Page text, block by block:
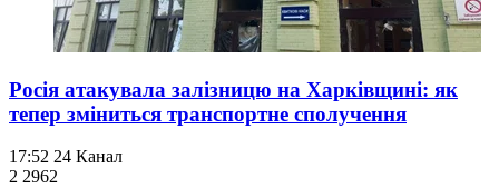
Росія атакувала залізницю на Харківщині: як
тепер зміниться транспортне сполучення
17:52 24 Канал
2 2962